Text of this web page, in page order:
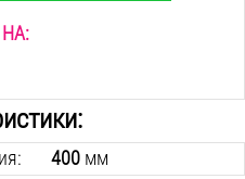
400мм